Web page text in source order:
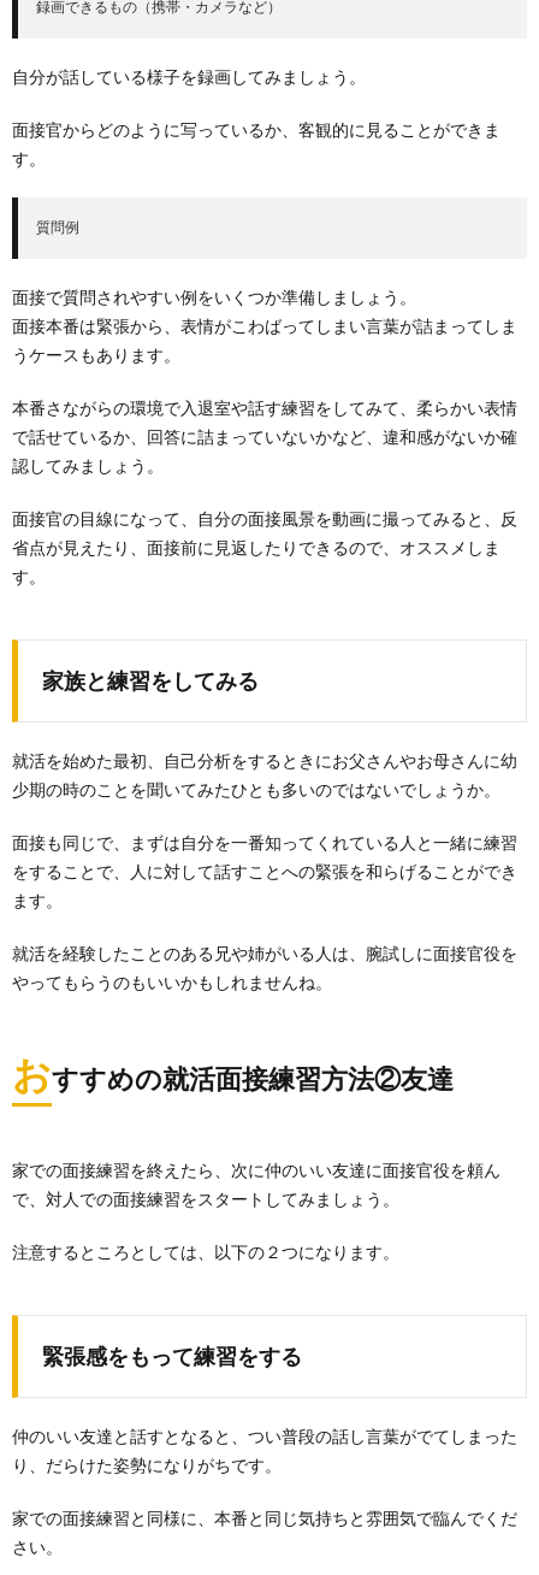
録画できるもの（携帯・カメラなど）
自分が話している様子を録画してみましょう。
面接官からどのように写っているか、客観的に見ることができま
す。
質問例
面接で質問されやすい例をいくつか準備しましょう。
面接本番は緊張から、表情がこわばってしまい言葉が詰まってしま
うケースもあります。
本番さながらの環境で入退室や話す練習をしてみて、柔らかい表情
で話せているか、回答に詰まっていないかなど、違和感がないか確
認してみましょう。
面接官の目線になって、自分の面接風景を動画に撮ってみると、反
省点が見えたり、面接前に見返したりできるので、オススメしま
す。
家族と練習をしてみる
就活を始めた最初、自己分析をするときにお父さんやお母さんに幼
少期の時のことを聞いてみたひとも多いのではないでしょうか。
面接も同じで、まずは自分を一番知ってくれている人と一緒に練習
をすることで、人に対して話すことへの緊張を和らげることができ
ます。
就活を経験したことのある兄や姉がいる人は、腕試しに面接官役を
やってもらうのもいいかもしれませんね。
おすすめの就活面接練習方法②友達
家での面接練習を終えたら、次に仲のいい友達に面接官役を頼ん
で、対人での面接練習をスタートしてみましょう。
注意するところとしては、以下の２つになります。
緊張感をもって練習をする
仲のいい友達と話すとなると、つい普段の話し言葉がでてしまった
り、だらけた姿勢になりがちです。
家での面接練習と同様に、本番と同じ気持ちと雰囲気で臨んでくだ
さい。